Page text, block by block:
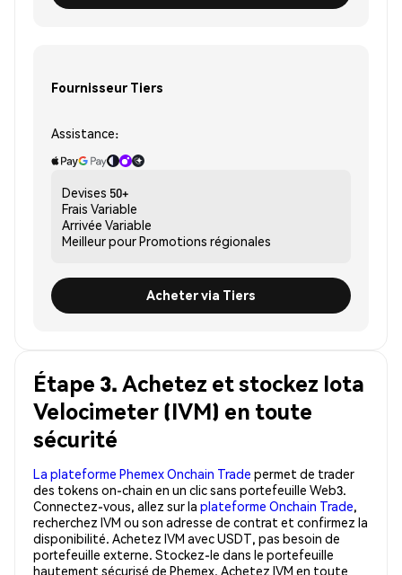
Fournisseur Tiers
Assistance:
Devises 50+
Frais Variable
Arrivée Variable
Meilleur pourPromotions régionales
Acheter via Tiers
Étape 3. Achetez et stockez Iota
Velocimeter (IVM) en toute
sécurité
La plateforme Phemex Onchain Trade permet de trader
des tokens on-chain en un clic sans portefeuille Web3.
Connectez-vous, allez sur la plateforme Onchain Trade,
recherchez IVM ou son adresse de contrat et confirmez la
disponibilité. Achetez IVM avec USDT, pas besoin de
portefeuille externe. Stockez-le dans le portefeuille
hautement sécurisé de Phemex. Achetez IVM en toute